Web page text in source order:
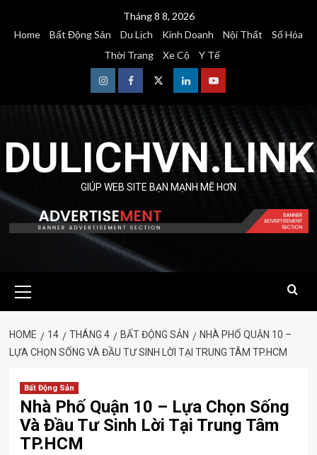
Tháng 8 8, 2026
Home
Bất Động Sản Du Lịch Kinh Doanh Nội Thất
Số Hóa
Thời Trang
Xe Cộ Y Tế
InstagramFacebookTwitterLinkedinYoutube
DULICHVN.LINK
GIÚP WEB SITE BẠN MẠNH MẼ HƠN
Menu
HOME 14 THÁNG 4 BẤT ĐỘNG SẢN
NHÀ PHỐ QUẬN 10 –
LỰA CHỌN SỐNG VÀ ĐẦU TƯ SINH LỜI TẠI TRUNG TÂM TP.HCM
Bất Động Sản
Nhà Phố Quận 10 – Lựa Chọn Sống
Và Đầu Tư Sinh Lời Tại Trung Tâm
TP.HCM